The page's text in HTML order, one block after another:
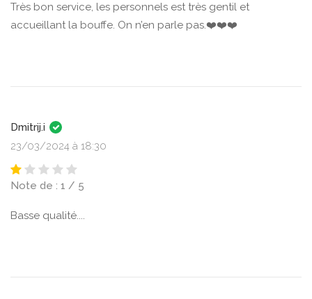
Très bon service, les personnels est très gentil et
accueillant la bouffe. On n’en parle pas.❤️❤️❤️
Dmitrij.i
23/03/2024 à 18:30
Note de : 1 / 5
Basse qualité....